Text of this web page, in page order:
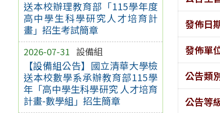
送本校辦理教育部「115學年度
高中學生科學研究人才培育計
畫」招生考試簡章
2026-07-31 設備組
【設備組公告】國立清華大學檢
送本校數學系承辦教育部115學
年「高中學生科學研究 人才培育
計畫-數學組」招生簡章
發佈日
發佈單
公告類
公告等